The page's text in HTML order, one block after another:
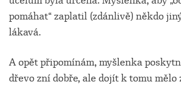
pomáhat“ zaplatil (zdánlivě) někdo
lákavá.
A opět připomínám, myšlenka
dřevo zní dobře, ale dojít k tomu mělo